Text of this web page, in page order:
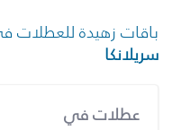
باقات زهيدة للعطلات
سريلانكا
عطلات في